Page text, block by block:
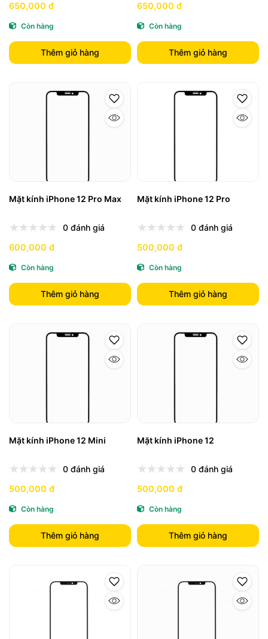
650,000 đ
Còn hàng
Thêm giỏ hàng
650,000 đ
Còn hàng
Thêm giỏ hàng
Mặt kính iPhone 12 Pro Max
0 đánh giá
600,000 đ
Còn hàng
Thêm giỏ hàng
Mặt kính iPhone 12 Pro
0 đánh giá
500,000 đ
Còn hàng
Thêm giỏ hàng
Mặt kính iPhone 12 Mini
0 đánh giá
500,000 đ
Còn hàng
Thêm giỏ hàng
Mặt kính iPhone 12
0 đánh giá
500,000 đ
Còn hàng
Thêm giỏ hàng